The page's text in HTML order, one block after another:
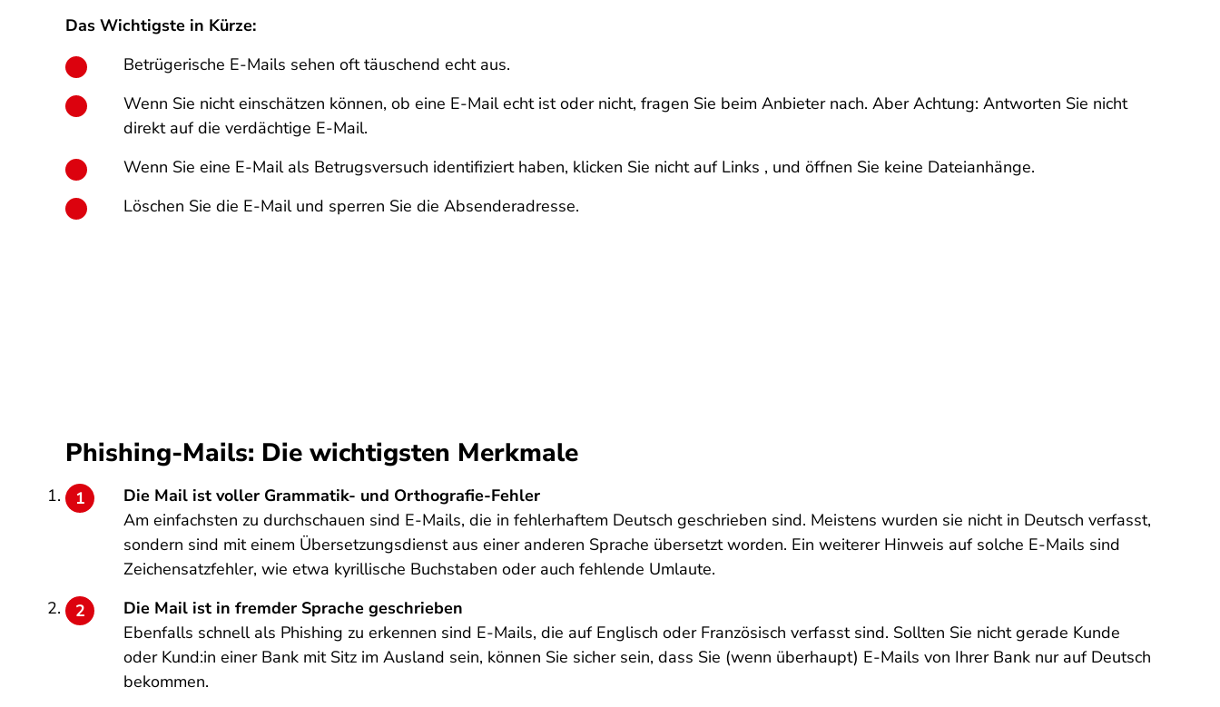
Das Wichtigste in Kürze:
Betrügerische E-Mails sehen oft täuschend echt aus.
Wenn Sie nicht einschätzen können, ob eine E-Mail echt ist oder nicht, fragen Sie beim Anbieter nach. Aber Achtung: Antworten Sie nicht
direkt auf die verdächtige E-Mail.
Wenn Sie eine E-Mail als Betrugsversuch identifiziert haben, klicken Sie nicht auf Links , und öffnen Sie keine Dateianhänge.
Löschen Sie die E-Mail und sperren Sie die Absenderadresse.
Phishing-Mails: Die wichtigsten Merkmale
Die Mail ist voller Grammatik- und Orthografie-Fehler
Am einfachsten zu durchschauen sind E-Mails, die in fehlerhaftem Deutsch geschrieben sind. Meistens wurden sie nicht in Deutsch verfasst,
sondern sind mit einem Übersetzungsdienst aus einer anderen Sprache übersetzt worden. Ein weiterer Hinweis auf solche E-Mails sind
Zeichensatzfehler, wie etwa kyrillische Buchstaben oder auch fehlende Umlaute.
Die Mail ist in fremder Sprache geschrieben
Ebenfalls schnell als Phishing zu erkennen sind E-Mails, die auf Englisch oder Französisch verfasst sind. Sollten Sie nicht gerade Kunde
oder Kund:in einer Bank mit Sitz im Ausland sein, können Sie sicher sein, dass Sie (wenn überhaupt) E-Mails von Ihrer Bank nur auf Deutsch
bekommen.